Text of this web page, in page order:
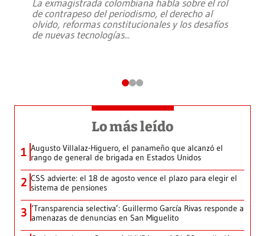
La exmagistrada colombiana habla sobre el rol
de contrapeso del periodismo, el derecho al
olvido, reformas constitucionales y los desafíos
de nuevas tecnologías...
Lo más leído
1 Augusto Villalaz-Higuero, el panameño que alcanzó el
rango de general de brigada en Estados Unidos
2 CSS advierte: el 18 de agosto vence el plazo para elegir el
sistema de pensiones
3 ‘Transparencia selectiva’: Guillermo García Rivas responde a
amenazas de denuncias en San Miguelito